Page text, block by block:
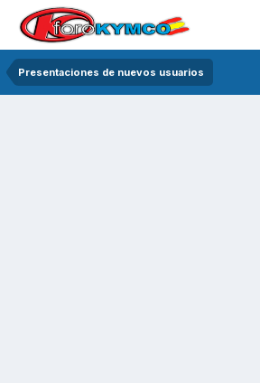
Presentaciones de nuevos usuarios